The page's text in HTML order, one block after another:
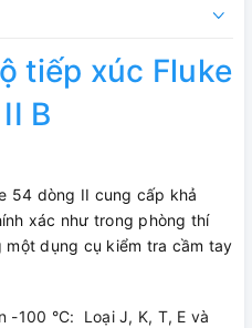
tiếp xúc Fluke
B
54 dòng II cung cấp khả
xác như trong phòng thí
một dụng cụ kiểm tra cầm tay
-100 °C: Loại J, K, T, E và